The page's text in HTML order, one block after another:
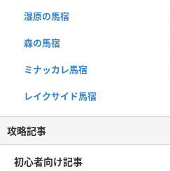
湿原の馬宿
森の馬宿
ミナッカレ馬宿
レイクサイド馬宿
攻略記事
初心者向け記事